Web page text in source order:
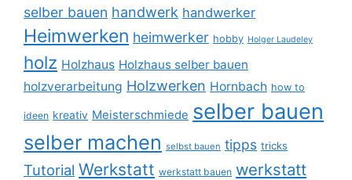
selber bauen handwerk handwerker
Heimwerken heimwerker hobby Holger Laudeley
holz Holzhaus Holzhaus selber bauen
holzverarbeitung Holzwerken Hornbach how to
ideen kreativ Meisterschmiede selber bauen
selber machen selbst bauen tipps tricks
Tutorial Werkstatt werkstatt bauen werkstatt